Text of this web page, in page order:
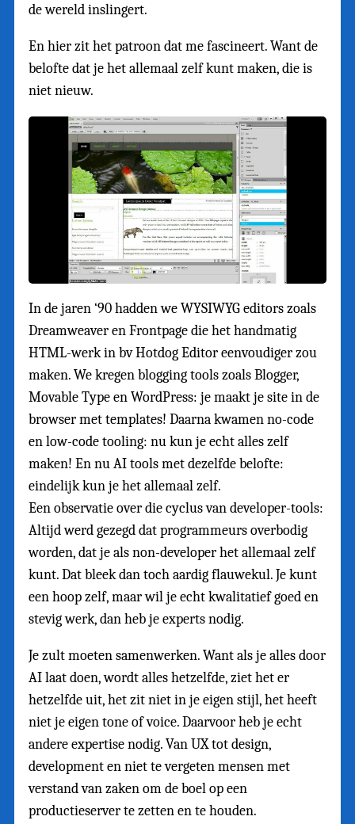
de wereld inslingert.
En hier zit het patroon dat me fascineert. Want de
belofte dat je het allemaal zelf kunt maken, die is
niet nieuw.
In de jaren ‘90 hadden we WYSIWYG editors zoals
Dreamweaver en Frontpage die het handmatig
HTML-werk in bv Hotdog Editor eenvoudiger zou
maken. We kregen blogging tools zoals Blogger,
Movable Type en WordPress: je maakt je site in de
browser met templates! Daarna kwamen no-code
en low-code tooling: nu kun je echt alles zelf
maken! En nu AI tools met dezelfde belofte:
eindelijk kun je het allemaal zelf.
Een observatie over die cyclus van developer-tools:
Altijd werd gezegd dat programmeurs overbodig
worden, dat je als non-developer het allemaal zelf
kunt. Dat bleek dan toch aardig flauwekul. Je kunt
een hoop zelf, maar wil je echt kwalitatief goed en
stevig werk, dan heb je experts nodig.
Je zult moeten samenwerken. Want als je alles door
AI laat doen, wordt alles hetzelfde, ziet het er
hetzelfde uit, het zit niet in je eigen stijl, het heeft
niet je eigen tone of voice. Daarvoor heb je echt
andere expertise nodig. Van UX tot design,
development en niet te vergeten mensen met
verstand van zaken om de boel op een
productieserver te zetten en te houden.